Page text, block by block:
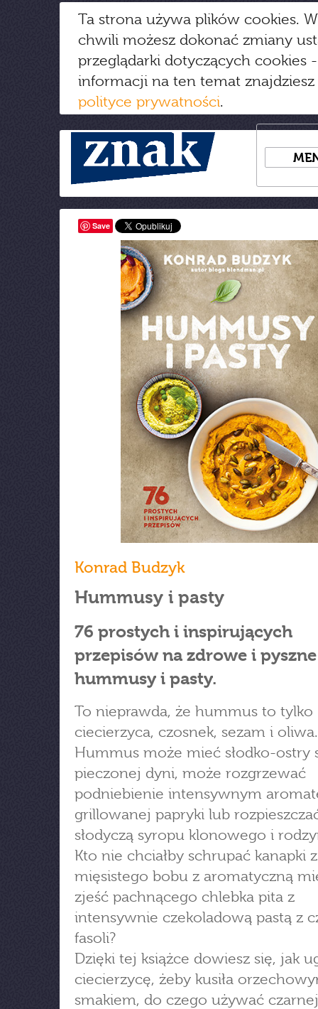
Ta strona używa plików cookies.
chwili możesz dokonać zmiany
przeglądarki dotyczących cookies
informacji na ten temat
polityce prywatności.
Save
Konrad Budzyk
Hummusy i pasty
76 prostych i inspirujących
przepisów na zdrowe i pyszne
hummusy i pasty.
To nieprawda, że hummus to tylko
ciecierzyca, czosnek, sezam i oliwa.
Hummus może mieć słodko-ostry
pieczonej dyni, może rozgrzewać
podniebienie intensywnym
grillowanej papryki lub
słodyczą syropu klonowego i
Kto nie chciałby schrupać kanapki
mięsistego bobu z aromatyczną
zjeść pachnącego chlebka pita z
intensywnie czekoladową pastą z
fasoli?
Dzięki tej książce dowiesz się, jak
ciecierzycę, żeby kusiła
smakiem, do czego używać